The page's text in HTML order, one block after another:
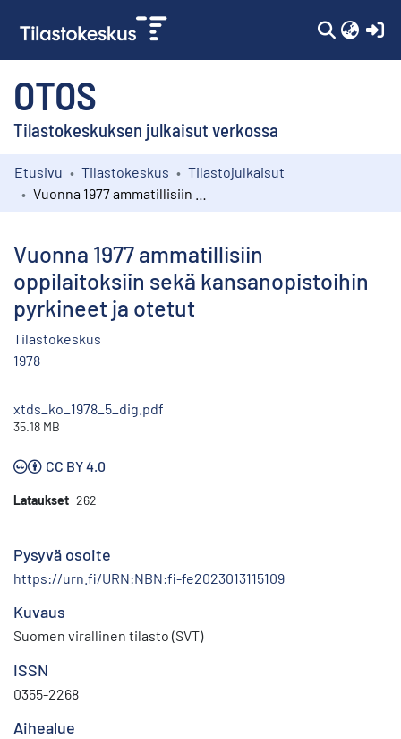
OTOS
Tilastokeskuksen julkaisut verkossa
Kokoelmat
Etusivu Tilastokeskus
Tilastojulkaisut
Vuonna 1977 ammatillisiin
oppilaitoksiin sekä kansanopistoihin
pyrkineet ja otetut
Tilastokeskus
1978
xtds_ko_1978_5_dig.pdf
35.18 MB
CC BY 4.0
Lataukset 262
Pysyvä osoite
https://urn.fi/URN:NBN:fi-fe2023013115109
Kuvaus
Suomen virallinen tilasto (SVT)
ISSN
0355-2268
Aihealue